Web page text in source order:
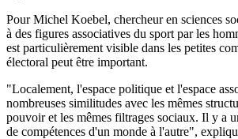
Pour Michel Koebel, chercheur en sciences
à des figures associatives du sport par les
est particulièrement visible dans les petites
électoral peut être important.
"Localement, l'espace politique et l'espace
nombreuses similitudes avec les mêmes
pouvoir et les mêmes filtrages sociaux. Il y a
de compétences d'un monde à l'autre",